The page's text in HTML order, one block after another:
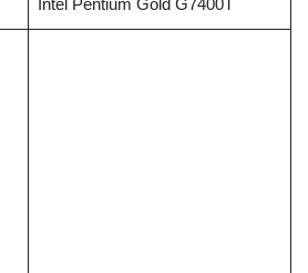
Intel Pentium Gold G7400T